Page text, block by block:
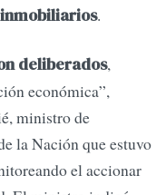
.
deliberados,
económica”,
ministro de
la Nación que estuvo
el accionar